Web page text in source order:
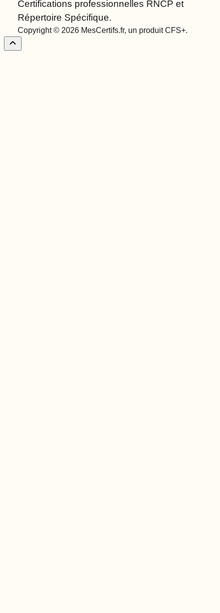
Certifications professionnelles RNCP et
Répertoire Spécifique.
Copyright © 2026 MesCertifs.fr, un produit CFS+.